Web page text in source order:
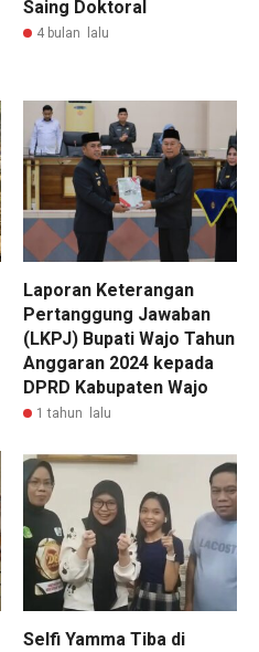
Saing Doktoral
4 bulan lalu
Laporan Keterangan
Pertanggung Jawaban
(LKPJ) Bupati Wajo Tahun
Anggaran 2024 kepada
DPRD Kabupaten Wajo
1 tahun lalu
Selfi Yamma Tiba di